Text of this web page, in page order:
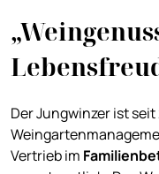
Der Jungwinzer ist seit
Vertrieb im